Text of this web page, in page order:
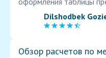
Dilshodbek
Обзор расчетов по